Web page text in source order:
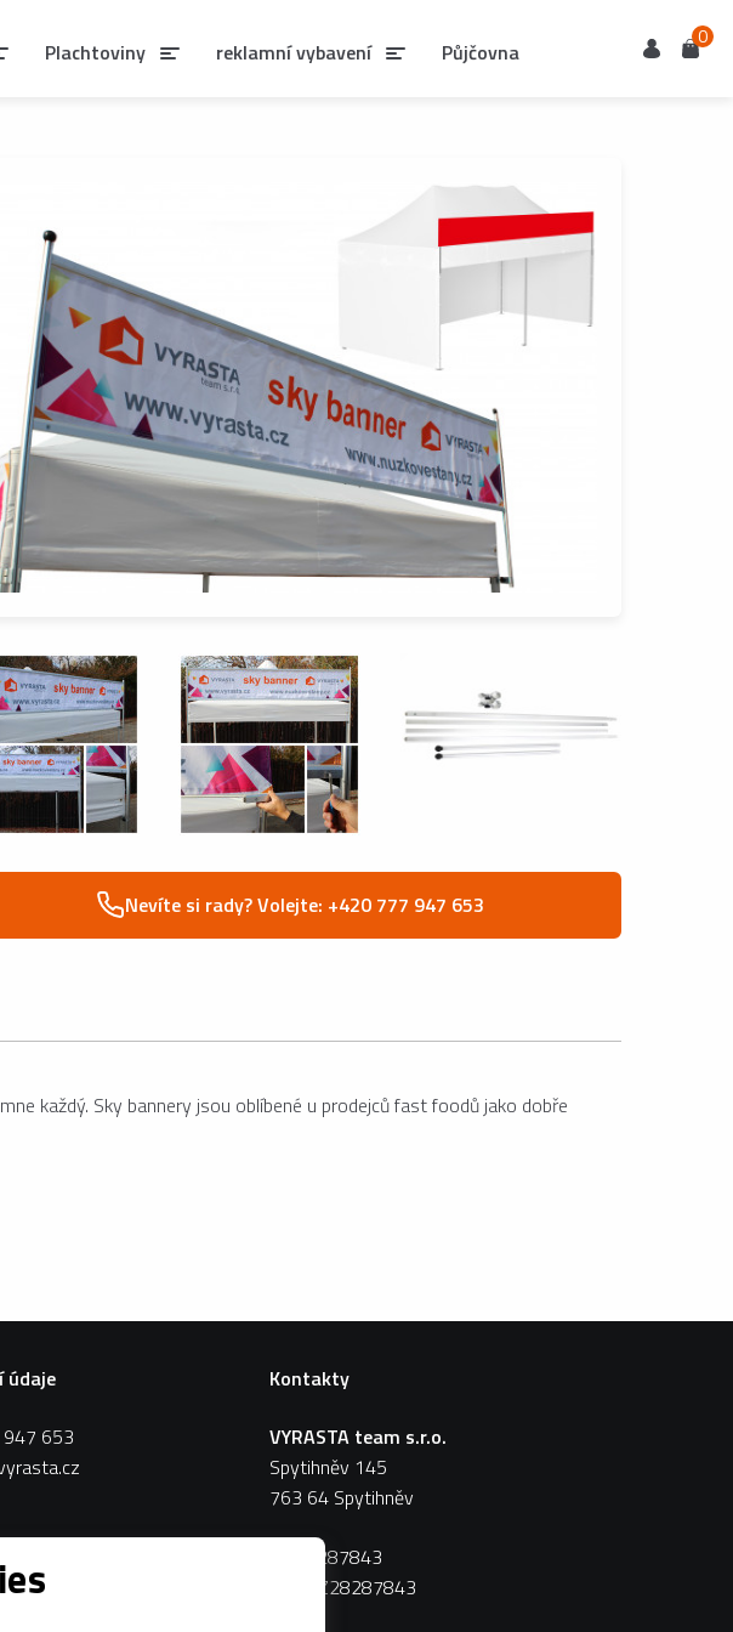
Nevíte si rady? Volejte: +420 777 947 653
každý. Sky bannery jsou oblíbené u prodejců fast foodů jako dobře
údaje
653
Kontakty
VYRASTA team s.r.o.
Spytihněv 145
763 64 Spytihněv
28287843
CZ28287843
Plachtoviny reklamní vybavení Půjčovna UživatelKošík
0